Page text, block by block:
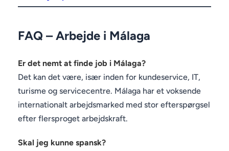
FAQ – Arbejde i Málaga
Er det nemt at finde job i Málaga?
Det kan det være, især inden for kundeservice, IT,
turisme og servicecentre. Málaga har et voksende
internationalt arbejdsmarked med stor efterspørgsel
efter flersproget arbejdskraft.
Skal jeg kunne spansk?